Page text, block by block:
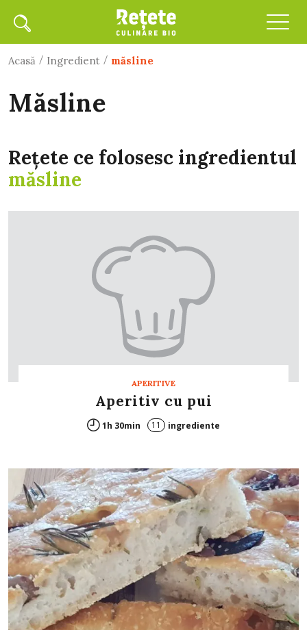
Acasă / Ingredient / măsline
măsline
Rețete ce folosesc ingredientul
măsline
APERITIVE
Aperitiv cu pui
1h 30min 11 ingrediente